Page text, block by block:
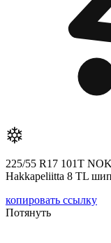
225/55 R17 101T
Hakkapeliitta 8 TL шип
копировать ссылку
Потянуть